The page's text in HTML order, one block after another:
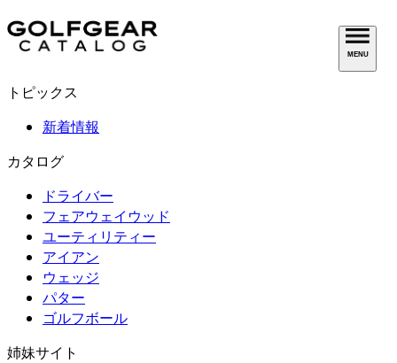
MENU
トピックス
新着情報
カタログ
ドライバー
フェアウェイウッド
ユーティリティー
アイアン
ウェッジ
パター
ゴルフボール
姉妹サイト